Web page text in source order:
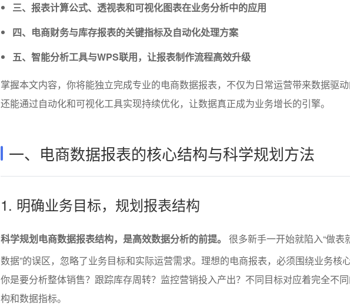
三、报表计算公式、透视表和可视化图表在业务分析中的应用
四、电商财务与库存报表的关键指标及自动化处理方案
五、智能分析工具与WPS联用，让报表制作流程高效升级
掌握本文内容，你将能独立完成专业的电商数据报表，不仅为日常运营带来数据驱
还能通过自动化和可视化工具实现持续优化，让数据真正成为业务增长的引擎。
一、电商数据报表的核心结构与科学规划方法
1. 明确业务目标，规划报表结构
科学规划电商数据报表结构，是高效数据分析的前提。
很多新手一开始就陷入“做表
数据”的误区，忽略了业务目标和实际运营需求。理想的电商报表，必须围绕业务核
你是要分析整体销售？跟踪库存周转？监控营销投入产出？不同目标对应着完全不
构和数据指标。